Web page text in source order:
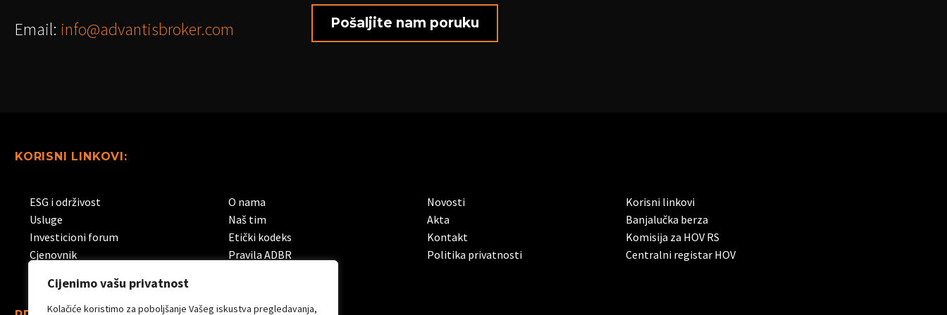
Cijenimo vašu privatnost
Kolačiće koristimo za poboljšanje Vašeg iskustva pregledavanja,
Email: info@advantisbroker.com
KORISNI LINKOVI:
ESG i održivost
Usluge
Investicioni forum
Cjenovnik
O nama
Naš tim
Etički kodeks
Pravila ADBR
Novosti
Akta
Kontakt
Politika privatnosti
Korisni linkovi
Banjalučka berza
Komisija za HOV RS
Centralni registar HOV